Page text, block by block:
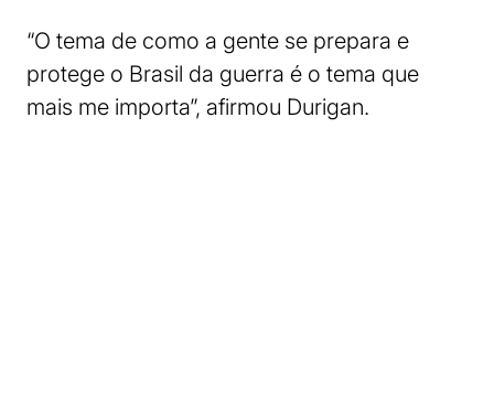
“O tema de como a gente se prepara e
protege o Brasil da guerra é o tema que
mais me importa”, afirmou Durigan.